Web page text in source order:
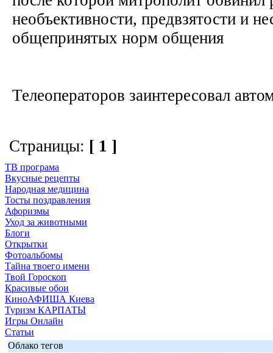
необъективности, предвзятости и
общепринятых норм общения
Телеоператоров заинтересовал
Страницы: [ 1 ]
ТВ програма
Вкусные рецепты
Народная медицина
Тосты поздравления
Афоризмы
Уход за животными
Блоги
Открытки
Фотоальбомы
Тайна твоего имени
Твой Гороскоп
Красивые обои
КиноАФИША Киева
Туризм КАРПАТЫ
Игры Онлайн
Статьи
Облако тегов